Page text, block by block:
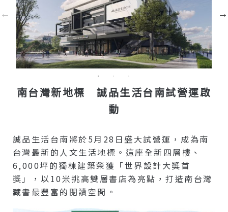
南台灣新地標 誠品生活台南試營運啟
動
誠品生活台南將於5月28日盛大試營運，成為南
台灣最新的人文生活地標。這座全新四層樓、
6,000坪的獨棟建築榮獲「世界設計大獎首
獎」，以10米挑高雙層書店為亮點，打造南台灣
藏書最豐富的閱讀空間。